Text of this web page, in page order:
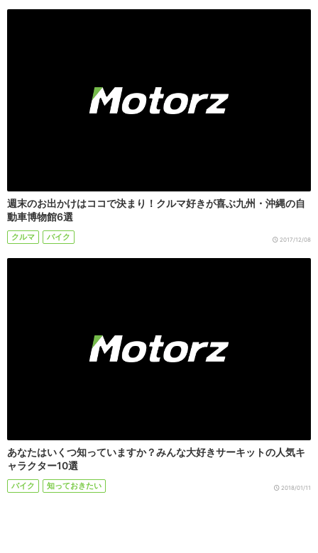
週末のお出かけはココで決まり！クルマ好きが喜ぶ九州・沖縄の自
動車博物館6選
クルマ バイク 2017/12/08
あなたはいくつ知っていますか？みんな大好きサーキットの人気キ
ャラクター10選
バイク 知っておきたい 2018/01/11